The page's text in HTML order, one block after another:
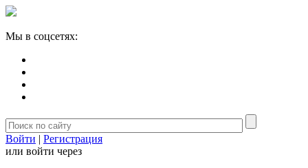
Мы в соцсетях:
Войти | Регистрация
или войти через